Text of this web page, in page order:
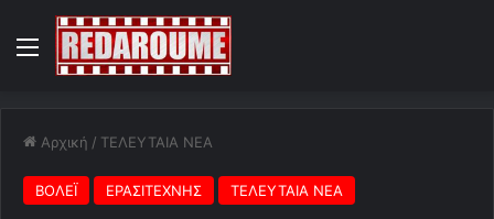
Menu
Αρχική / ΤΕΛΕΥΤΑΙΑ ΝΕΑ
ΒΟΛΕΪ ΕΡΑΣΙΤΕΧΝΗΣ ΤΕΛΕΥΤΑΙΑ ΝΕΑ